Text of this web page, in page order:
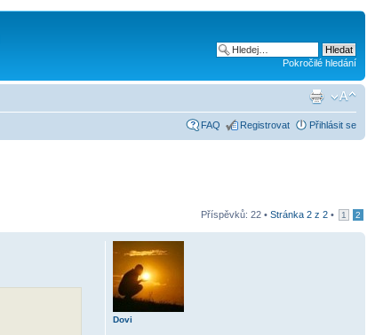
Pokročilé hledání
FAQ Registrovat Přihlásit se
Příspěvků: 22 • Stránka 2 z 2 • 1 2
Dovi